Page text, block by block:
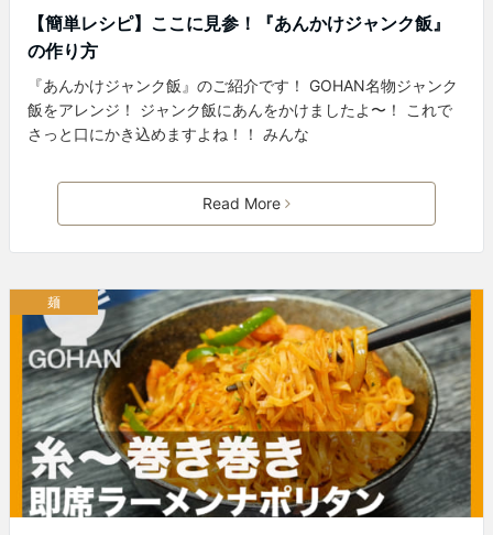
【簡単レシピ】ここに見参！『あんかけジャンク飯』
の作り方
『あんかけジャンク飯』のご紹介です！ GOHAN名物ジャンク
飯をアレンジ！ ジャンク飯にあんをかけましたよ〜！ これで
さっと口にかき込めますよね！！ みんな
Read More
麺